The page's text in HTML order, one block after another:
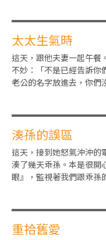
太太生氣時
這天，跟他夫妻一起午餐
不妙：「不是已經告訴你
老公的名字放進去，你們
湊孫的誤區
這天，接到她怒氣沖沖的
湊了幾天乖孫。本是很開
眼』，監視著我們跟乖孫
重拾舊愛